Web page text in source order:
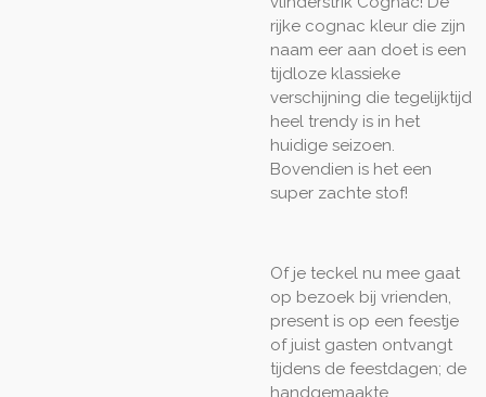
rijke cognac kleur die zijn
naam eer aan doet is een
tijdloze klassieke
verschijning die tegelijktijd
heel trendy is in het
huidige seizoen.
Bovendien is het een
super zachte stof!
Of je teckel nu mee gaat
op bezoek bij vrienden,
present is op een feestje
of juist gasten ontvangt
tijdens de feestdagen; de
handgemaakte